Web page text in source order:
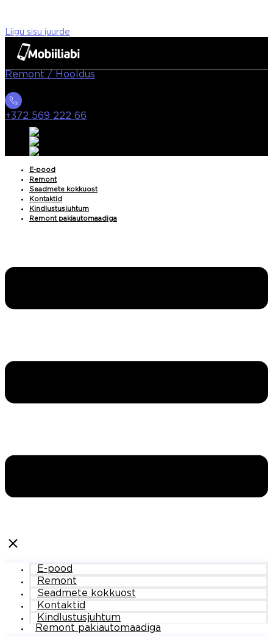
Liigu sisu juurde
Remont / Hooldus
+372 569 222 66
E-pood
Remont
Seadmete kokkuost
Kontaktid
Kindlustusjuhtum
Remont pakiautomaadiga
E-pood
Remont
Seadmete kokkuost
Kontaktid
Kindlustusjuhtum
Remont pakiautomaadiga